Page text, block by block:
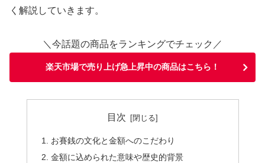
く解説していきます。
＼今話題の商品をランキングでチェック／
楽天市場で売り上げ急上昇中の商品はこちら！
目次
お賽銭の文化と金額へのこだわり
金額に込められた意味や歴史的背景